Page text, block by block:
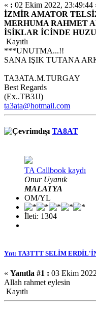
« : 02 Ekim 2022, 23:49:44
İZMİR AMATOR
MERHUMA RAHMET
İSİKLAR İCİNDE
Kayıtlı
***UNUTMA...!!
SANA IŞIK TUTANA
TA3ATA.M.TURGAY
Best Regards
(Ex..TB3JJ)
ta3ata@hotmail.com
TA8AT
TA Callbook kaydı
Onur Uyanık
MALATYA
OM/YL
İleti: 1304
Ynt: TA3TTT SELİM
« Yanıtla #1 : 03 Ekim
Allah rahmet eylesin
Kayıtlı